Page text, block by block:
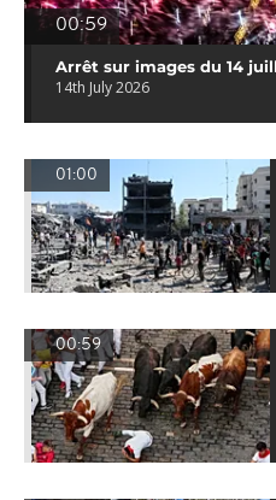
00:59
Arrêt sur images du 14
14th July 2026
01:00
00:59